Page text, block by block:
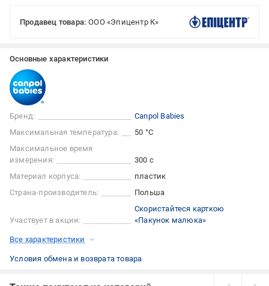
Продавец товара: ООО «Эпицентр К»
Основные характеристики
Бренд:
Canpol Babies
Максимальная температура:
50 °C
Максимальное время
измерения:
300 с
Материал корпуса:
пластик
Страна-производитель:
Польша
Участвует в акции:
Скористайтеся карткою
«Пакунок малюка»
Все характеристики
Условия обмена и возврата товара